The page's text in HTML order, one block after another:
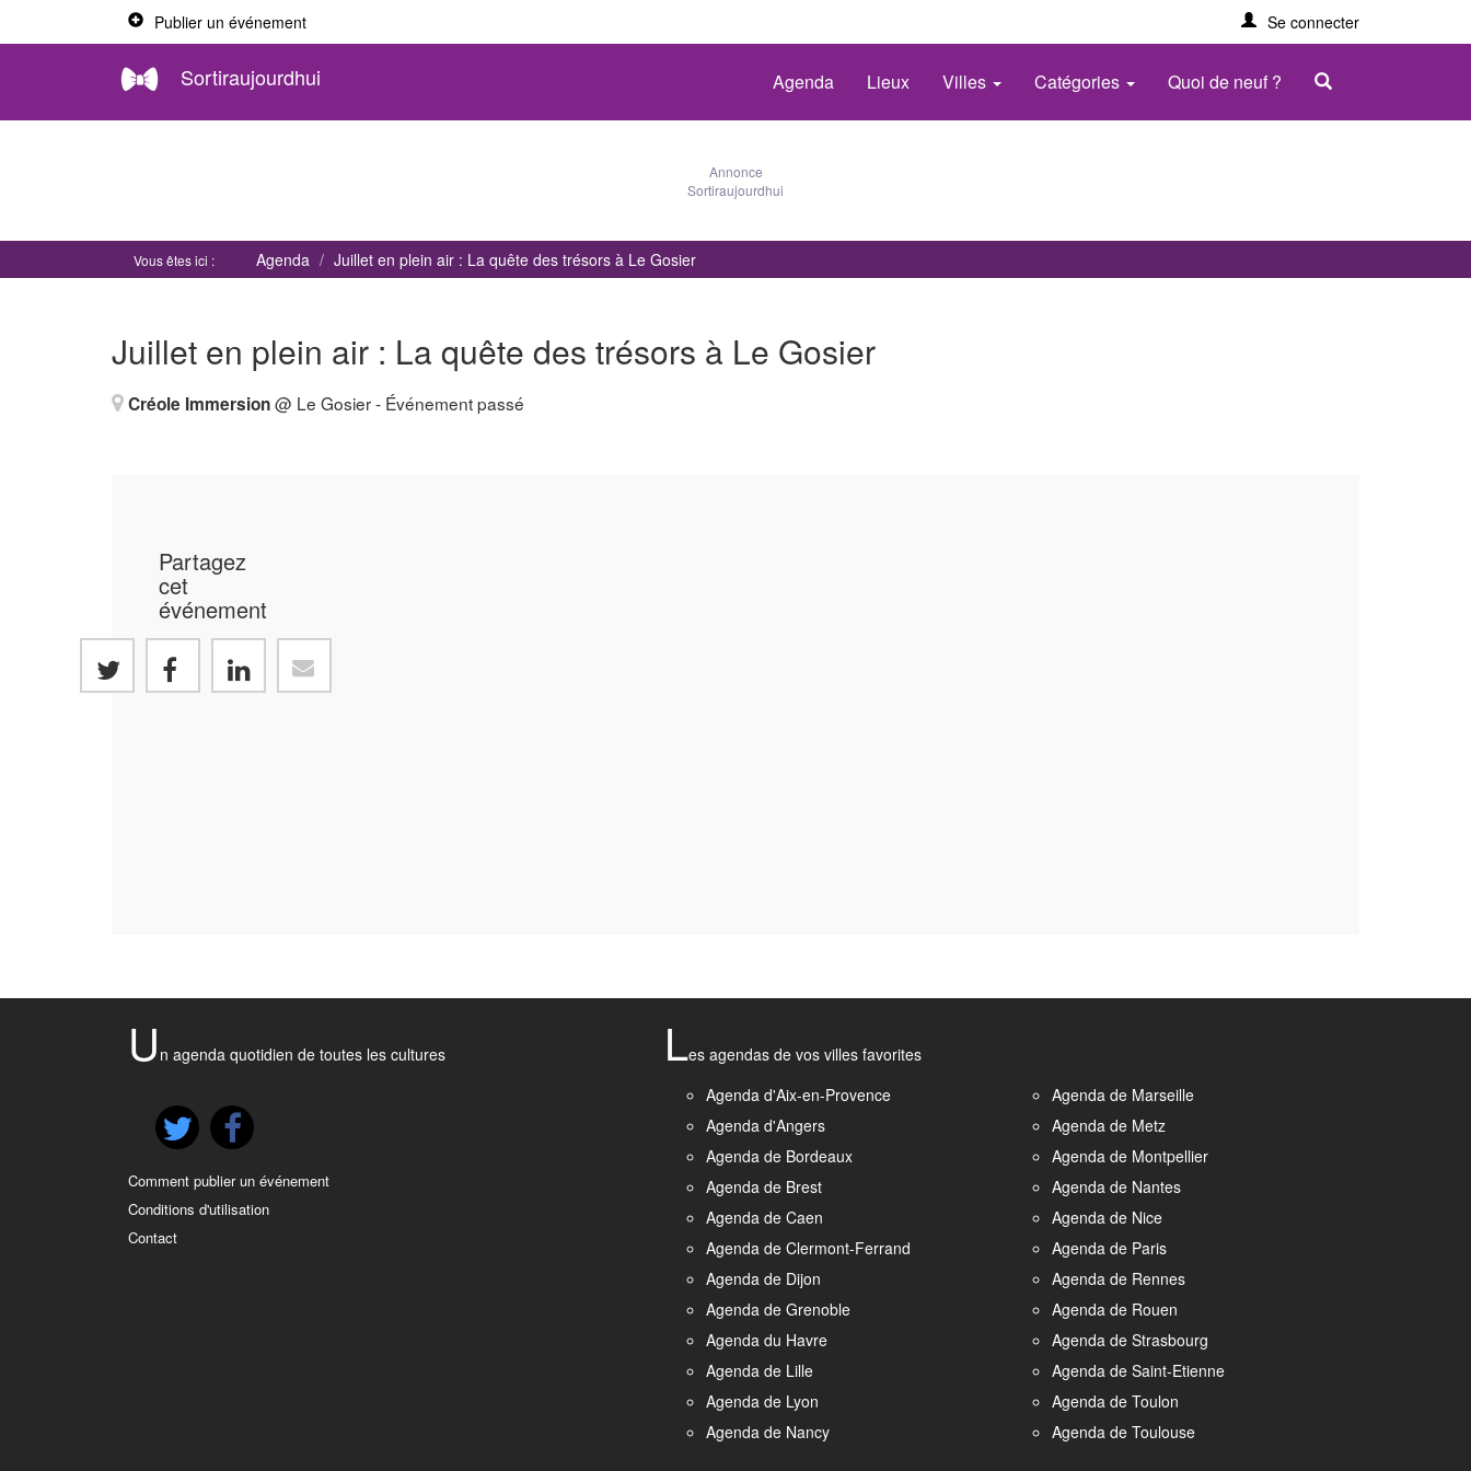
Publier un événement Se connecter
Sortiraujourdhui Agenda Lieux Villes Catégories Quoi de neuf ?
Annonce
Sortiraujourdhui
Vous êtes ici : Agenda Juillet en plein air : La quête des trésors à Le Gosier
Juillet en plein air : La quête des trésors à Le Gosier
Créole Immersion@ Le Gosier- Événement passé
Partagez
cet
événement
U n agenda quotidien de toutes les cultures
Comment publier un événement
Conditions d'utilisation
Contact
Les agendas de vos villes favorites
Agenda d'Aix-en-Provence
Agenda d'Angers
Agenda de Bordeaux
Agenda de Brest
Agenda de Caen
Agenda de Clermont-Ferrand
Agenda de Dijon
Agenda de Grenoble
Agenda du Havre
Agenda de Lille
Agenda de Lyon
Agenda de Nancy
Agenda de Marseille
Agenda de Metz
Agenda de Montpellier
Agenda de Nantes
Agenda de Nice
Agenda de Paris
Agenda de Rennes
Agenda de Rouen
Agenda de Strasbourg
Agenda de Saint-Etienne
Agenda de Toulon
Agenda de Toulouse